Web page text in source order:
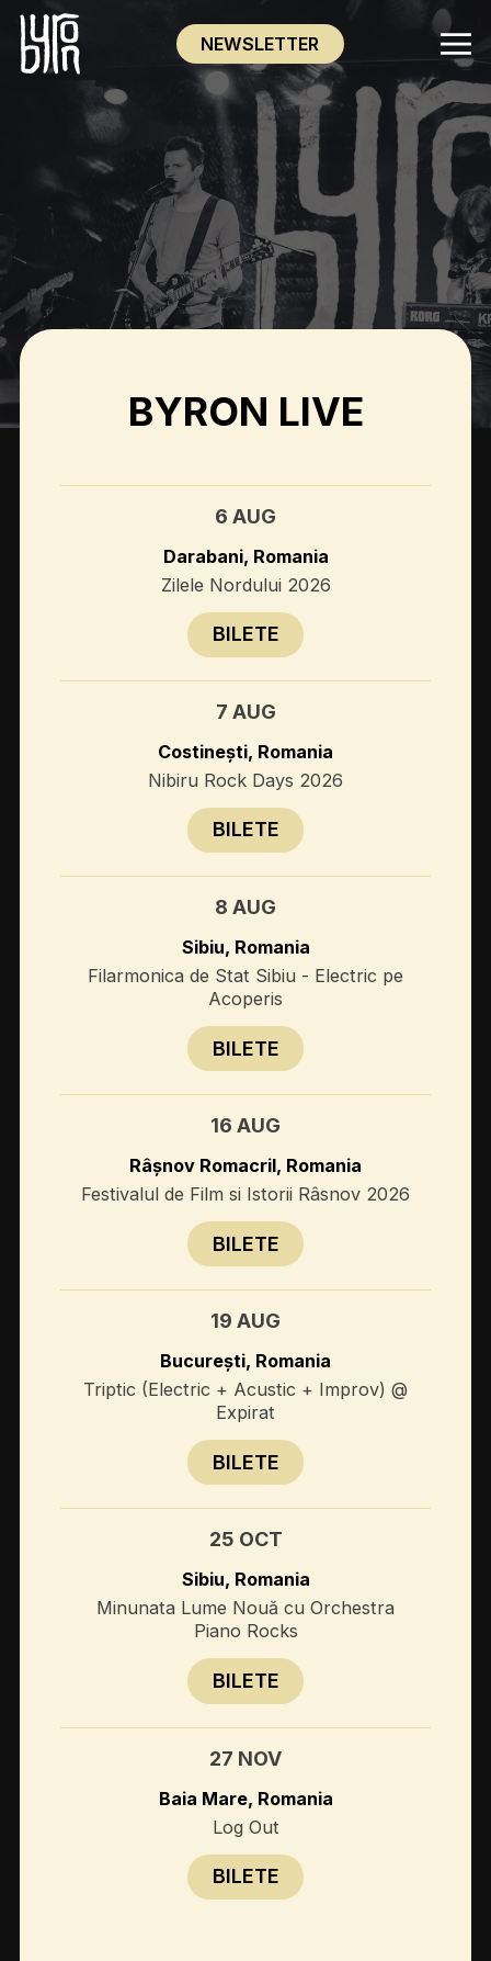
NEWSLETTER
BYRON LIVE
6 AUG
Darabani, Romania
Zilele Nordului 2026
BILETE
7 AUG
Costinești, Romania
Nibiru Rock Days 2026
BILETE
8 AUG
Sibiu, Romania
Filarmonica de Stat Sibiu - Electric pe
Acoperis
BILETE
16 AUG
Râșnov Romacril, Romania
Festivalul de Film si Istorii Râsnov 2026
BILETE
19 AUG
București, Romania
Triptic (Electric + Acustic + Improv) @
Expirat
BILETE
25 OCT
Sibiu, Romania
Minunata Lume Nouă cu Orchestra
Piano Rocks
BILETE
27 NOV
Baia Mare, Romania
Log Out
BILETE